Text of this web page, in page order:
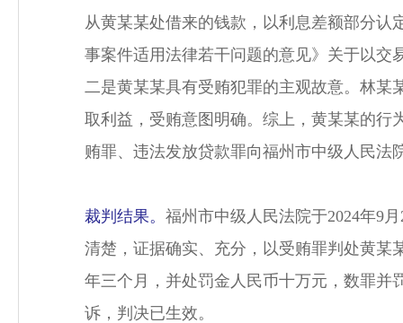
从黄某某处借来的钱款，以利息差额部分
事案件适用法律若干问题的意见》关于以交
二是黄某某具有受贿犯罪的主观故意。林某
取利益，受贿意图明确。综上，黄某某的行
贿罪、违法发放贷款罪向福州市中级人民法
裁判结果。 福州市中级人民法院于2024年9
清楚，证据确实、充分，以受贿罪判处黄某
年三个月，并处罚金人民币十万元，数罪并
诉，判决已生效。